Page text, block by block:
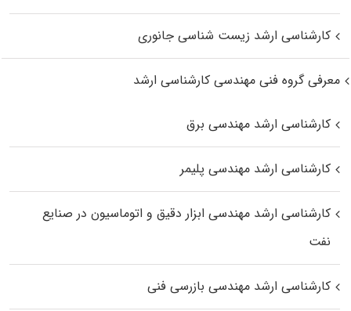
کارشناسی ارشد زیست‌ شناسی جانوری
معرفی گروه فنی مهندسی کارشناسی ارشد
کارشناسی ارشد مهندسی برق
کارشناسی ارشد مهندسی پلیمر
کارشناسی ارشد مهندسی ابزار دقیق و اتوماسیون در صنایع
نفت
کارشناسی ارشد مهندسی بازرسی فنی